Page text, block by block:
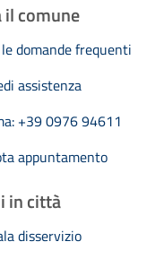
comune
domande frequenti
assistenza
+39 0976 94611
appuntamento
in città
disservizio